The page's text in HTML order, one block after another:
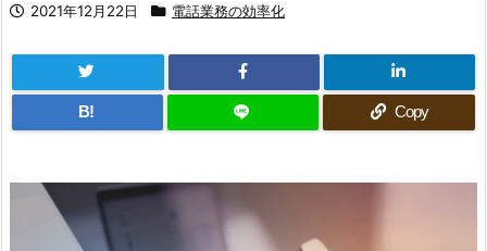
2021年12月22日 電話業務の効率化
B! Copy